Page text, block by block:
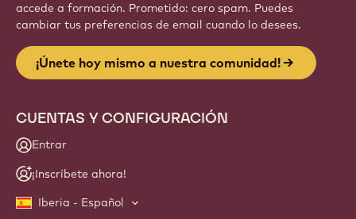
accede a formación. Prometido: cero spam. Puedes
cambiar tus preferencias de email cuando lo desees.
¡Únete hoy mismo a nuestra comunidad!
CUENTAS Y CONFIGURACIÓN
Entrar
¡Inscríbete ahora!
Iberia - Español